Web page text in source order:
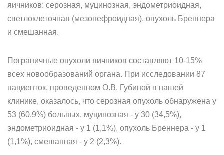
яичников: серозная, муцинозная, эндометриоидная,
светлоклеточная (мезонефроидная), опухоль Бреннера
и смешанная.
Пограничные опухоли яичников составляют 10-15%
всех новообразований органа. При исследовании 87
пациенток, проведенном О.В. Губиной в нашей
клинике, оказалось, что серозная опухоль обнаружена у
53 (60,9%) больных, муцинозная - у 30 (34,5%),
эндометриоидная - у 1 (1,1%), опухоль Бреннера - у 1
(1,1%), смешанная - у 2 (2,3%).